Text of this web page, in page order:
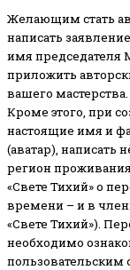
Желающим стать
написать
имя председателя
приложить
вашего мастерства.
Кроме этого, при
настоящие имя и
(аватар), написать
регион
«Свете Тихий» о
времени – и в
«Свете Тихий»).
необходимо
пользовательским